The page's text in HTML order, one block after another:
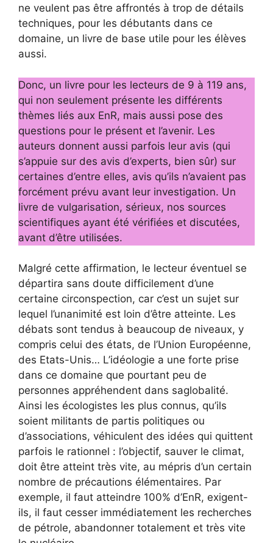
ne veulent pas être affrontés à trop de détails
techniques, pour les débutants dans ce
domaine, un livre de base utile pour les élèves
aussi.
Donc, un livre pour les lecteurs de 9 à 119 ans,
qui non seulement présente les différents
thèmes liés aux EnR, mais aussi pose des
questions pour le présent et l’avenir. Les
auteurs donnent aussi parfois leur avis (qui
s’appuie sur des avis d’experts, bien sûr) sur
certaines d’entre elles, avis qu’ils n’avaient pas
forcément prévu avant leur investigation. Un
livre de vulgarisation, sérieux, nos sources
scientifiques ayant été vérifiées et discutées,
avant d’être utilisées.
Malgré cette affirmation, le lecteur éventuel se
départira sans doute difficilement d’une
certaine circonspection, car c’est un sujet sur
lequel l’unanimité est loin d’être atteinte. Les
débats sont tendus à beaucoup de niveaux, y
compris celui des états, de l’Union Européenne,
des Etats-Unis… L’idéologie a une forte prise
dans ce domaine que pourtant peu de
personnes appréhendent dans saglobalité.
Ainsi les écologistes les plus connus, qu’ils
soient militants de partis politiques ou
d’associations, véhiculent des idées qui quittent
parfois le rationnel : l’objectif, sauver le climat,
doit être atteint très vite, au mépris d’un certain
nombre de précautions élémentaires. Par
exemple, il faut atteindre 100% d’EnR, exigent-
ils, il faut cesser immédiatement les recherches
de pétrole, abandonner totalement et très vite